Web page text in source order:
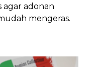
agar adonan
mengeras.